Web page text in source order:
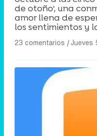
de otoño', una
amor llena de
los sentimientos y
23 comentarios |Jueves